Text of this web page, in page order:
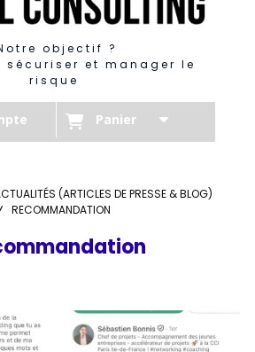
objectif ?
sécuriser et manager le
risque
Panier
(ARTICLES DE PRESSE & BLOG)
RECOMMANDATION